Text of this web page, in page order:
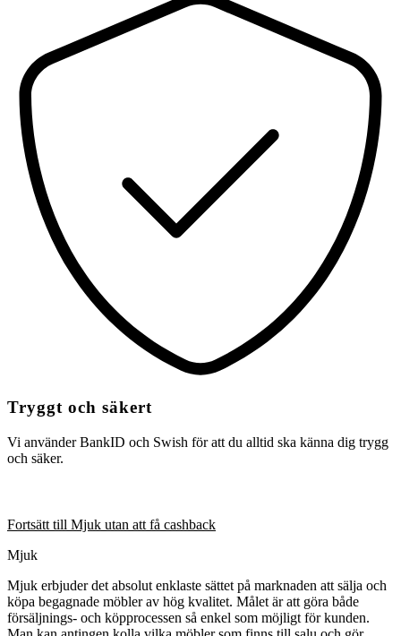
Tryggt och säkert
Vi använder BankID och Swish för att du alltid ska känna dig trygg
och säker.
Fortsätt till Mjuk utan att få cashback
Mjuk
Mjuk erbjuder det absolut enklaste sättet på marknaden att sälja och
köpa begagnade möbler av hög kvalitet. Målet är att göra både
försäljnings- och köpprocessen så enkel som möjligt för kunden.